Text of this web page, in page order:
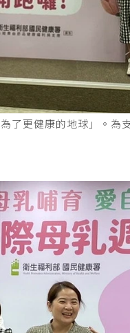
了更健康的地球」。